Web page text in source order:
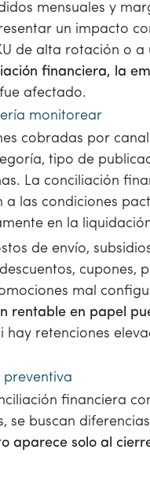
mensuales y
un impacto
de alta rotación o a
financiera, la
afectado.
monitorear
cobradas por
tipo de
La conciliación
las condiciones
en la
de envío,
cupones,
mal
rentable en papel
hay retenciones
preventiva
financiera
se buscan
aparece solo al